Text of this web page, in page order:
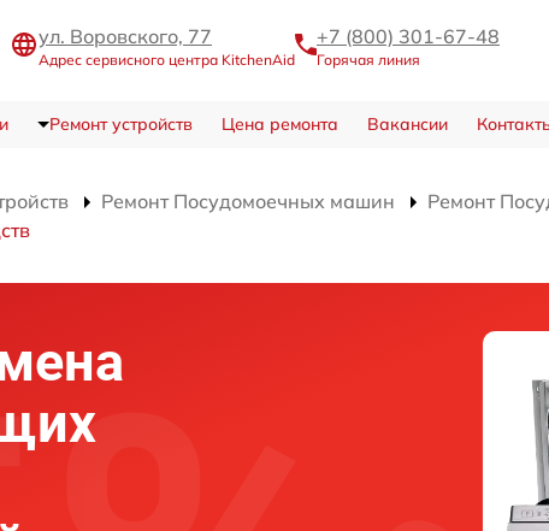
ул. Воровского, 77
Адрес сервисного центра KitchenAid
+7 (800) 301-67-48
Горячая линия
Ремонт устройств Цена ремонта Вакансии
Ремонт Посудомоечных машин
Ремонт